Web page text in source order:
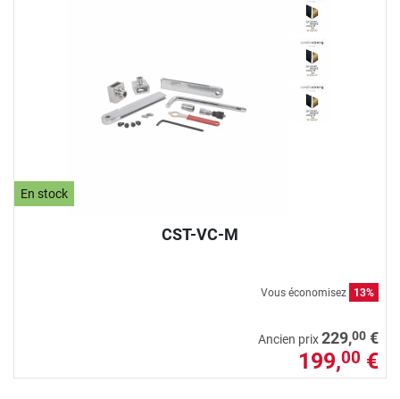
En stock
CST-VC-M
Vous économisez 13%
Ancien prix229,00 €
199,00 €